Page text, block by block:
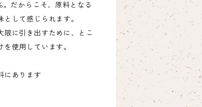
だからこそ、原料となる
して感じられます。
限に引き出すために、とこ
使用しています。
にあります